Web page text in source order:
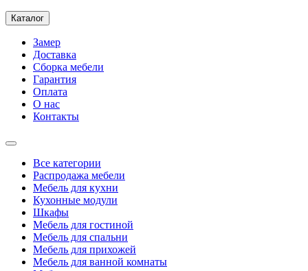
Каталог
Замер
Доставка
Сборка мебели
Гарантия
Оплата
О нас
Контакты
Все категории
Распродажа мебели
Мебель для кухни
Кухонные модули
Шкафы
Мебель для гостиной
Мебель для спальни
Мебель для прихожей
Мебель для ванной комнаты